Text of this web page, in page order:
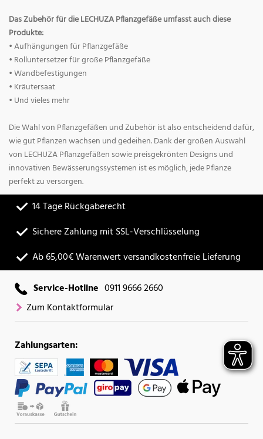
Das Zubehör für die LECHUZA Pflanzgefäße umfasst auch diese
Produkte:
• Aufhängungen für Pflanzgefäße
• Rolluntersetzer für große Pflanzgefäße
• Wandbefestigungen
• Kräutersaat
• Und vieles mehr
Die Wahl von Pflanzgefäßen und Zubehör ist also entscheidend dafür,
wie gut Pflanzen wachsen und gedeihen. Dank der großen Auswahl
von LECHUZA Pflanzgefäßen sowie preisgekrönten Designs und
innovativen Bewässerungssystemen ist es möglich, jede Pflanze
perfekt zu versorgen.
14 Tage Rückgaberecht
Sichere Zahlung mit SSL-Verschlüsselung
Ab 65,00€ Warenwert versandkostenfreie Lieferung
Service-Hotline 0911 9666 2660
Zum Kontaktformular
Zahlungsarten: